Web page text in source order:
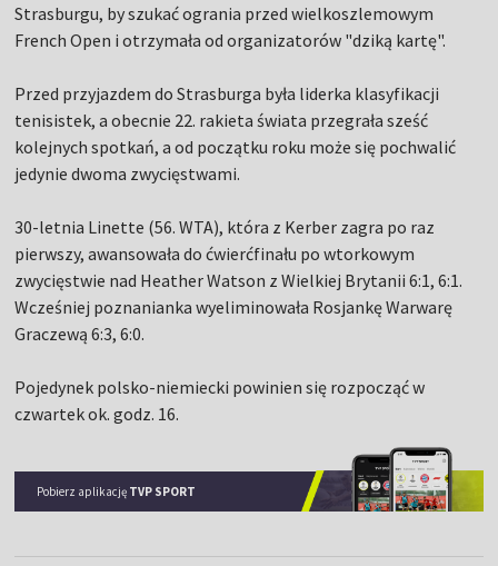
Strasburgu, by szukać ogrania przed wielkoszlemowym
French Open i otrzymała od organizatorów "dziką kartę".
Przed przyjazdem do Strasburga była liderka klasyfikacji
tenisistek, a obecnie 22. rakieta świata przegrała sześć
kolejnych spotkań, a od początku roku może się pochwalić
jedynie dwoma zwycięstwami.
30-letnia Linette (56. WTA), która z Kerber zagra po raz
pierwszy, awansowała do ćwierćfinału po wtorkowym
zwycięstwie nad Heather Watson z Wielkiej Brytanii 6:1, 6:1.
Wcześniej poznanianka wyeliminowała Rosjankę Warwarę
Graczewą 6:3, 6:0.
Pojedynek polsko-niemiecki powinien się rozpocząć w
czwartek ok. godz. 16.
Pobierz aplikację TVP SPORT